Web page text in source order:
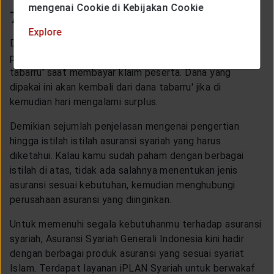
7. Qard/Gardh
Dapat didefinisikan sebagai pinjaman dana dari
perusahaan asuransi untuk mengatasi kekurangan dana
tabarru' saat membayar klaim peserta. Dana yang
dipakai ini akan kembali dari dana tabarru' jika di
kemudian hari mengalami surplus.
Demikian sejumlah penjelasan mengenai pengertian
hingga istilah istilah asuransi syariah yang harus
diketahui. Kalau kamu sudah paham dengan berbagai
istilah di atas, tidak ada salahnya menentukan jenis
asuransi sesuai kebutuhan, kemudian menghubungi
perusahaan asuransi yang diinginkan.
Untuk memenuhi segala kebutuhanmu terhadap asuransi
syariah, Asuransi Syariah Generali Indonesia kini hadir
dengan berbagai produk asuransi yang sesuai syariat
Islam. Terdapat layanan iPLAN Syariah untuk berwakaf
mengenai Cookie di Kebijakan Cookie
Explore